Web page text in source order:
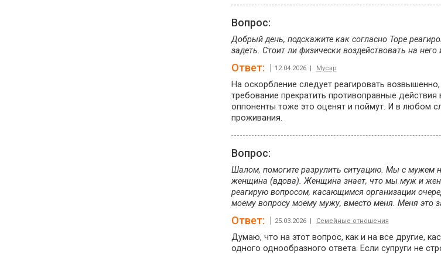
Вопрос:
Добрый день, подскажите как согласно Торе
задеть. Стоит ли физически воздействовать на
Ответ: 12.04.2026 | Мусар
На оскорбление следует реагировать
требование прекратить противоправные
оппоненты тоже это оценят и поймут. И в любом
проживания.
Вопрос:
Шалом, помогите разрулить ситуацию. Мы с мужем
женщина (вдова). Женщина знает, что мы муж и
реагирую вопросом, касающимся организации
моему вопросу моему мужу, вместо меня. Меня это
Ответ: 25.03.2026 | Семейные отношения
Думаю, что на этот вопрос, как и на все другие,
одного однообразного ответа. Если супруги не